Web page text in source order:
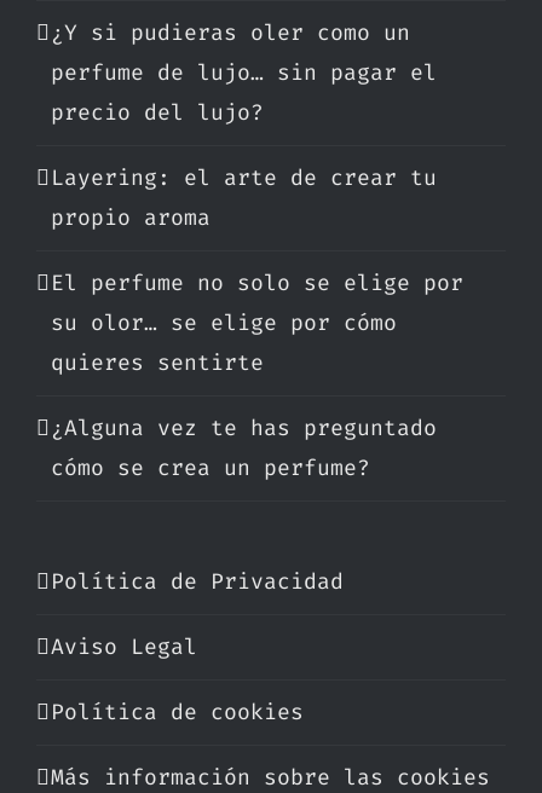
¿Y si pudieras oler como un
perfume de lujo… sin pagar el
precio del lujo?
Layering: el arte de crear tu
propio aroma
El perfume no solo se elige por
su olor… se elige por cómo
quieres sentirte
¿Alguna vez te has preguntado
cómo se crea un perfume?
Política de Privacidad
Aviso Legal
Política de cookies
Más información sobre las cookies